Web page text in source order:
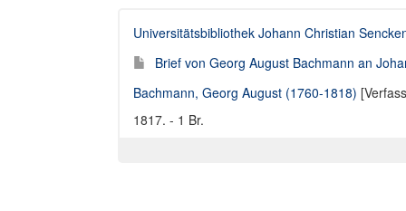
Universitätsbibliothek Johann Christian
Brief von Georg August Bachmann an
Bachmann, Georg August (1760-1818)
1817. - 1 Br.